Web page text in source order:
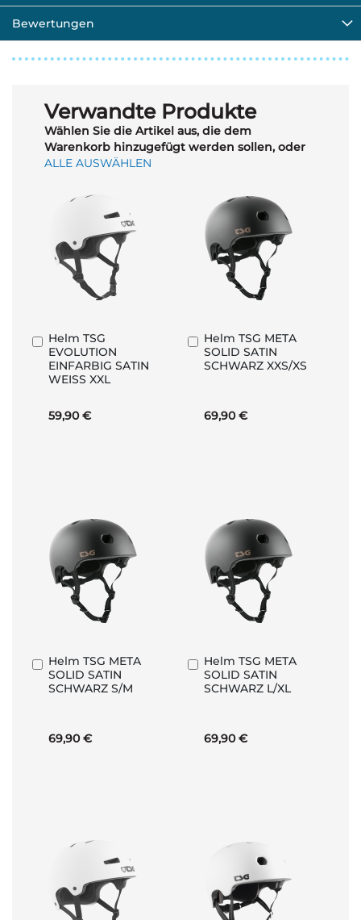
Bewertungen
Verwandte Produkte
Wählen Sie die Artikel aus, die dem
Warenkorb hinzugefügt werden sollen, oder
ALLE AUSWÄHLEN
Helm TSG
EVOLUTION
EINFARBIG SATIN
WEISS XXL
59,90 €
In
den
Warenkorb
Helm TSG META
SOLID SATIN
SCHWARZ XXS/XS
69,90 €
In
den
Warenkorb
Helm TSG META
SOLID SATIN
SCHWARZ S/M
69,90 €
In
den
Warenkorb
Helm TSG META
SOLID SATIN
SCHWARZ L/XL
69,90 €
In
den
Warenkorb